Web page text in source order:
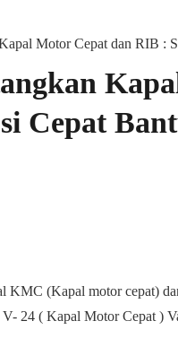
Motor Cepat dan RIB :
Cepat
KMC (Kapal motor cepat)
24 ( Kapal Motor Cepat )